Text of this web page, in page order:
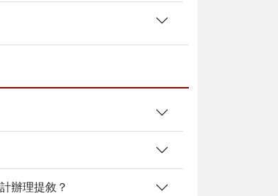
辦理提敘？